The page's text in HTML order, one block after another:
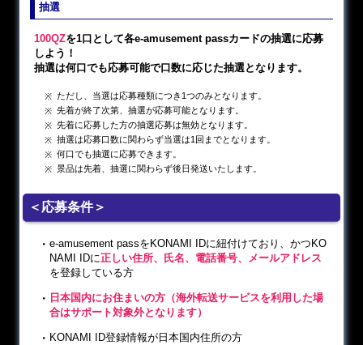
抽選
100QZを1口として各e-amusement passカードの抽選に応募
しよう！
抽選は何口でも応募可能で口数に応じた抽選となります。
ただし、当選は応募種類につき1つのみとなります。
先着が終了次第、抽選が応募可能となります。
先着に応募した方の抽選応募は無効となります。
抽選は応募口数に関わらず当選は1回までとなります。
何口でも抽選に応募できます。
景品は先着、抽選に関わらず後日発送いたします。
＜応募条件＞
e-amusement passをKONAMI IDに紐付けており、かつKO
NAMI IDに正しい住所、氏名、電話番号、メールアドレス
を登録している方
日本国内にお住まいの方（海外転送サービスを利用した場
合はサポート対象外となります）
KONAMI ID登録情報が日本国内住所の方